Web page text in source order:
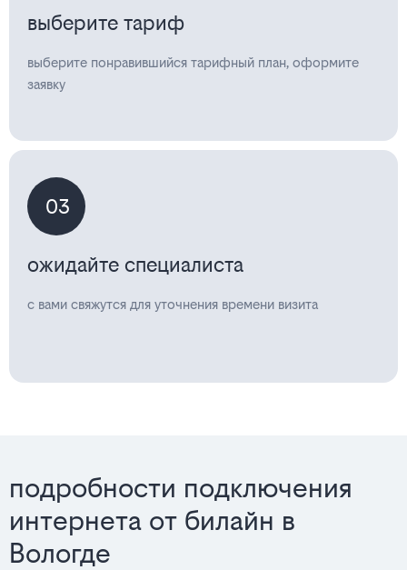
выберите тариф
выберите понравившийся тарифный план, оформите
заявку
03
ожидайте специалиста
с вами свяжутся для уточнения времени визита
подробности подключения
интернета от билайн в
Вологде